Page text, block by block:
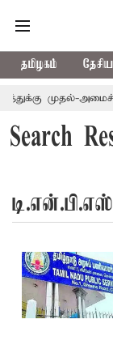
தமிழகம்
முதல்-
Search